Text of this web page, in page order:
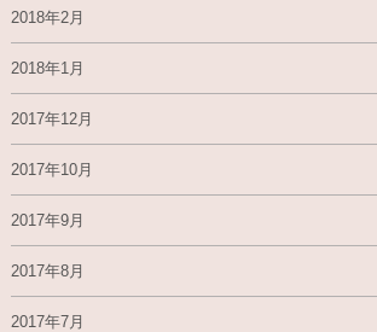
2018年2月
2018年1月
2017年12月
2017年10月
2017年9月
2017年8月
2017年7月